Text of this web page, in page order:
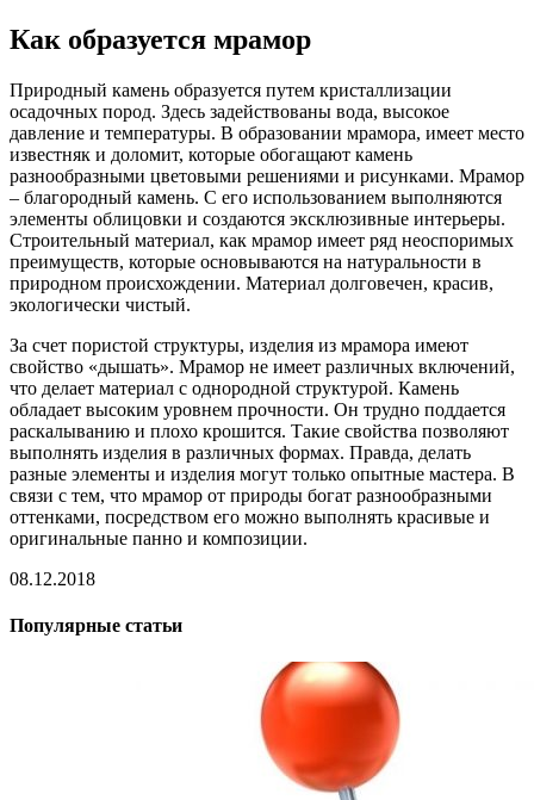
Как образуется мрамор
Природный камень образуется путем кристаллизации
осадочных пород. Здесь задействованы вода, высокое
давление и температуры. В образовании мрамора, имеет место
известняк и доломит, которые обогащают камень
разнообразными цветовыми решениями и рисунками. Мрамор
– благородный камень. С его использованием выполняются
элементы облицовки и создаются эксклюзивные интерьеры.
Строительный материал, как мрамор имеет ряд неоспоримых
преимуществ, которые основываются на натуральности в
природном происхождении. Материал долговечен, красив,
экологически чистый.
За счет пористой структуры, изделия из мрамора имеют
свойство «дышать». Мрамор не имеет различных включений,
что делает материал с однородной структурой. Камень
обладает высоким уровнем прочности. Он трудно поддается
раскалыванию и плохо крошится. Такие свойства позволяют
выполнять изделия в различных формах. Правда, делать
разные элементы и изделия могут только опытные мастера. В
связи с тем, что мрамор от природы богат разнообразными
оттенками, посредством его можно выполнять красивые и
оригинальные панно и композиции.
08.12.2018
Популярные статьи